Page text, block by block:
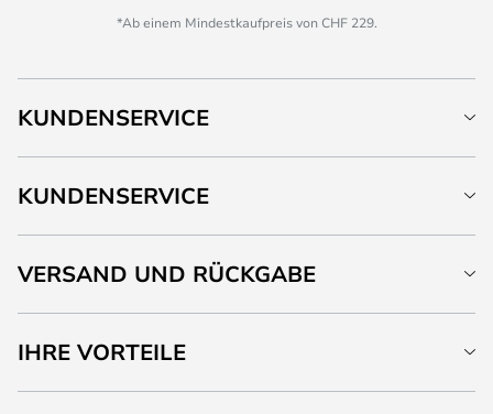
*Ab einem Mindestkaufpreis von CHF 229.
KUNDENSERVICE
KUNDENSERVICE
VERSAND UND RÜCKGABE
IHRE VORTEILE